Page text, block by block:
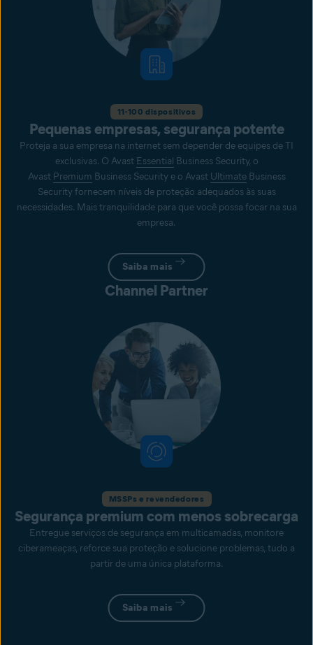
11-100 dispositivos
Pequenas empresas, segurança potente
Proteja a sua empresa na internet sem depender de equipes de TI
exclusivas. O Avast Essential Business Security, o
Avast Premium Business Security e o Avast UltimateBusiness
Security fornecem níveis de proteção adequados às suas
necessidades. Mais tranquilidade para que você possa focar na sua
empresa.
Saiba mais
Channel Partner
MSSPs e revendedores
Segurança premium com menos sobrecarga
Entregue serviços de segurança em multicamadas, monitore
ciberameaças, reforce sua proteção e solucione problemas, tudo a
partir de uma única plataforma.
Saiba mais